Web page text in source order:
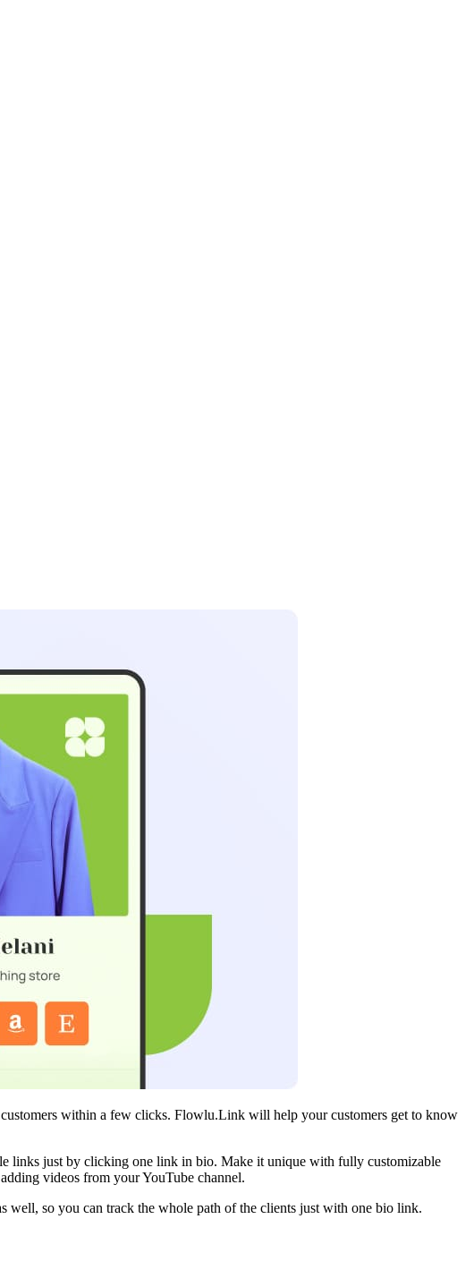
within a few clicks. Flowlu.Link will help your customers get to know
links just by clicking one link in bio. Make it unique with fully customizable
videos from your YouTube channel.
so you can track the whole path of the clients just with one bio link.